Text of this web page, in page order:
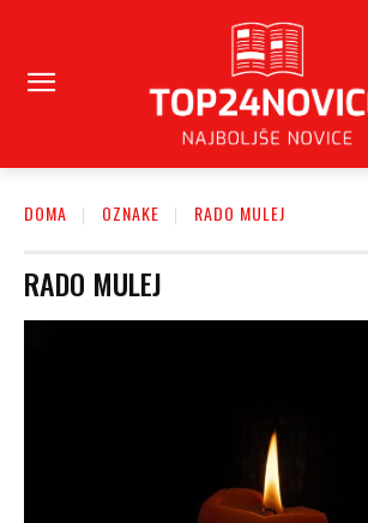
DOMA OZNAKE RADO MULEJ
RADO MULEJ